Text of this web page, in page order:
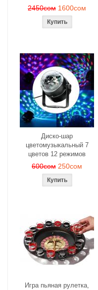
2450сом 1600сом
Диско-шар
цветомузыкальный 7
цветов 12 режимов
600сом 250сом
Игра пьяная рулетка,